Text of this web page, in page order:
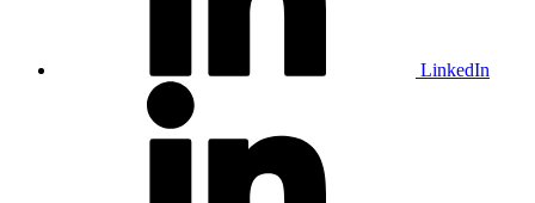
LinkedIn